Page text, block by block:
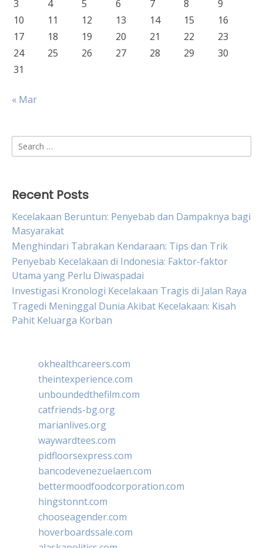
3 4 5 6 7 8
9
10
11 12 13 14 15
16
17
18 19 20 21 22
23
24
25 26 27 28 29
30
31
« Mar
Search
for:
Recent Posts
Kecelakaan Beruntun: Penyebab dan Dampaknya bagi
Masyarakat
Menghindari Tabrakan Kendaraan: Tips dan Trik
Penyebab Kecelakaan di Indonesia: Faktor-faktor
Utama yang Perlu Diwaspadai
Investigasi Kronologi Kecelakaan Tragis di Jalan Raya
Tragedi Meninggal Dunia Akibat Kecelakaan: Kisah
Pahit Keluarga Korban
okhealthcareers.com
theintexperience.com
unboundedthefilm.com
catfriends-bg.org
marianlives.org
waywardtees.com
pidfloorsexpress.com
bancodevenezuelaen.com
bettermoodfoodcorporation.com
hingstonnt.com
chooseagender.com
hoverboardssale.com